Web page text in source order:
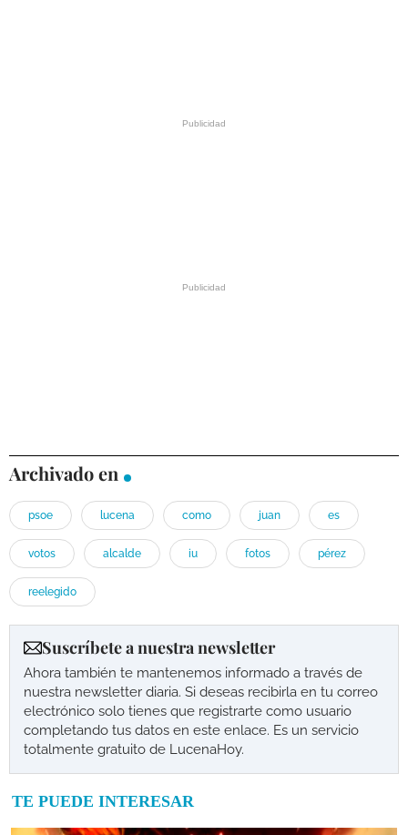
Archivado en
psoe lucena como juan es
votos alcalde iu fotos pérez
reelegido
Suscríbete a nuestra newsletter
Ahora también te mantenemos informado a través de
nuestra newsletter diaria. Si deseas recibirla en tu correo
electrónico solo tienes que registrarte como usuario
completando tus datos en este enlace. Es un servicio
totalmente gratuito de LucenaHoy.
TE PUEDE INTERESAR